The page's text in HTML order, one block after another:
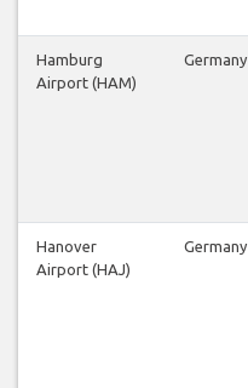
Hamburg
Airport (HAM)
Germany
Hanover
Airport (HAJ)
Germany